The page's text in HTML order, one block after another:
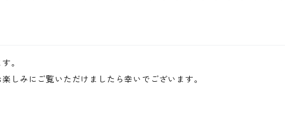
。
しみにご覧いただけましたら幸いでございます。